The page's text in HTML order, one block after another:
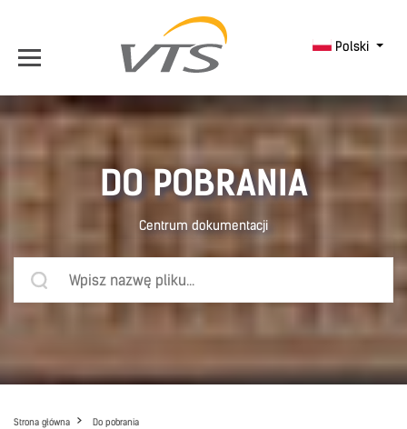
Polski
DO POBRANIA
Centrum dokumentacji
Strona główna Do pobrania